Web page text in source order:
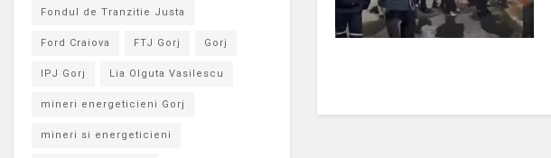
Fondul de Tranzitie Justa
Ford Craiova FTJ Gorj Gorj
IPJ Gorj Lia Olguta Vasilescu
mineri energeticieni Gorj
mineri si energeticieni